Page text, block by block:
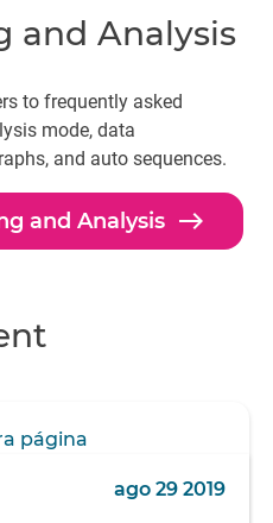
and Analysis
to frequently asked
mode, data
and auto sequences.
and Analysis east
ago 29 2019